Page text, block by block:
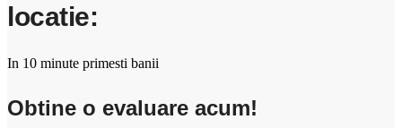
locatie:
In 10 minute primesti banii
Obtine o evaluare acum!